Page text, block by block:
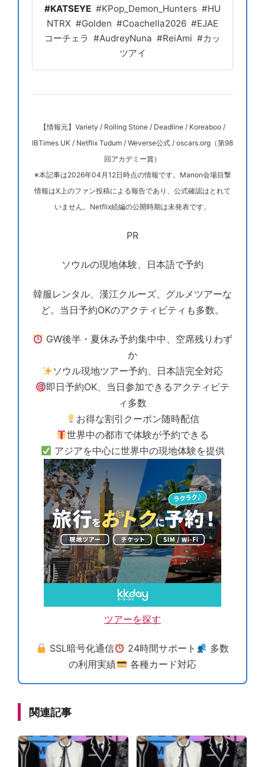
#KATSEYE #KPop_Demon_Hunters #HU
NTRX #Golden #Coachella2026 #EJAE
コーチェラ #AudreyNuna #ReiAmi #カッ
ツアイ
【情報元】Variety / Rolling Stone / Deadline / Koreaboo /
IBTimes UK / Netflix Tudum / Weverse公式 / oscars.org（第98
回アカデミー賞）
※本記事は2026年04月12日時点の情報です。Manon会場目撃
情報はX上のファン投稿による報告であり、公式確認はとれて
いません。Netflix続編の公開時期は未発表です。
PR
ソウルの現地体験、日本語で予約
韓服レンタル、漢江クルーズ、グルメツアーな
ど。当日予約OKのアクティビティも多数。
GW後半・夏休み予約集中中、空席残りわず
か
ソウル現地ツアー予約、日本語完全対応
即日予約OK、当日参加できるアクティビテ
ィ多数
お得な割引クーポン随時配信
世界中の都市で体験が予約できる
アジアを中心に世界中の現地体験を提供
ツアーを探す
SSL暗号化通信 24時間サポート
多数
の利用実績
各種カード対応
関連記事